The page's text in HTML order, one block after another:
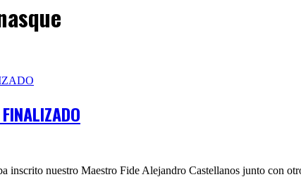
nuestro Maestro Fide Alejandro Castellanos junto con